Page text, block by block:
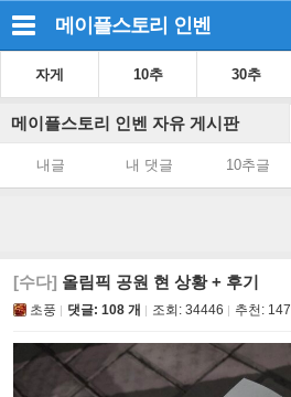
메이플스토리 인벤
자게 10추 30추
메이플스토리 인벤 자유 게시판
내글 내 댓글 10추글
[수다] 올림픽 공원 현 상황 + 후기
초풍 댓글: 108 개 조회: 34446 추천: 147